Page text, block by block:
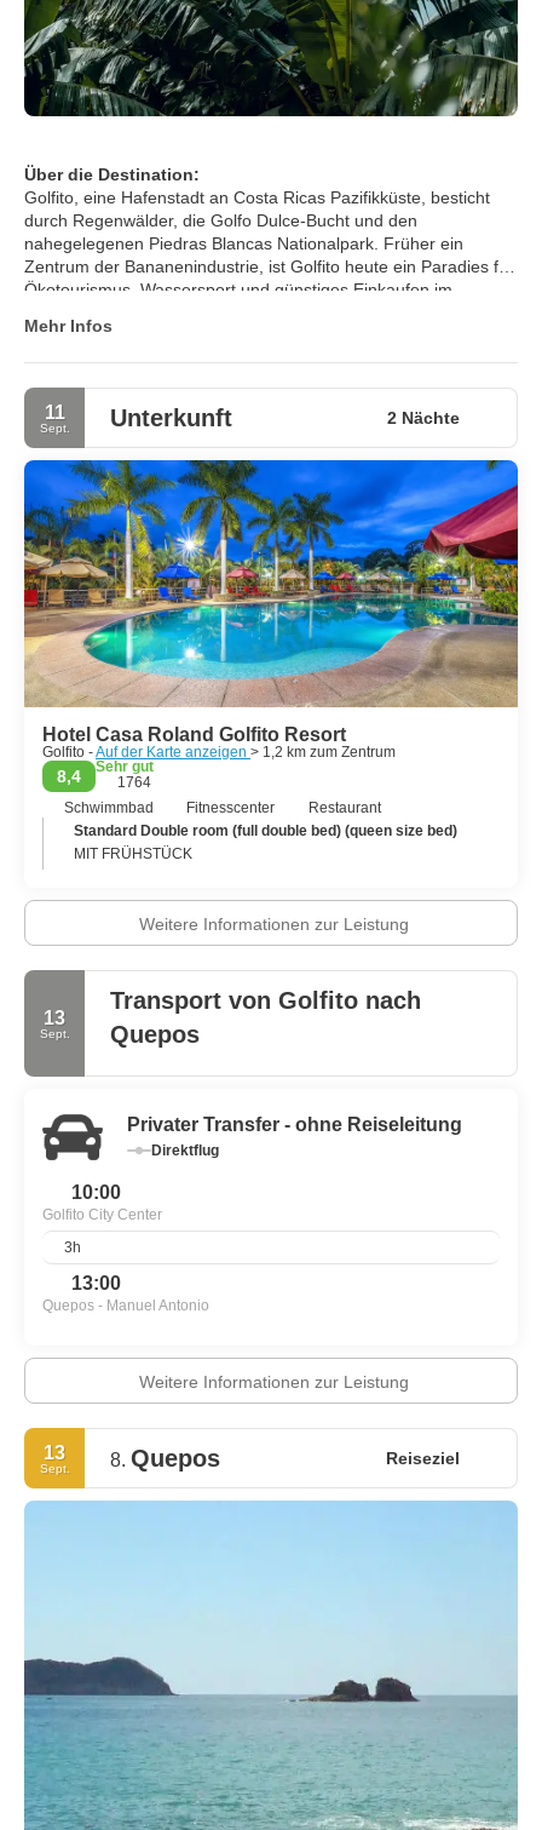
Über die Destination:
Golfito, eine Hafenstadt an Costa Ricas Pazifikküste, besticht
durch Regenwälder, die Golfo Dulce-Bucht und den
nahegelegenen Piedras Blancas Nationalpark. Früher ein
Zentrum der Bananenindustrie, ist Golfito heute ein Paradies für
Ökotourismus, Wassersport und günstiges Einkaufen im
Mehr Infos
11
Sept. Unterkunft 2 Nächte
Hotel Casa Roland Golfito Resort
Golfito -Auf der Karte anzeigen > 1,2 km zum Zentrum
8,4
Sehr gut
1764
Schwimmbad
Fitnesscenter
Restaurant
Standard Double room (full double bed) (queen size bed)
MIT FRÜHSTÜCK
Weitere Informationen zur Leistung
13
Sept.
Transport von Golfito nach
Quepos
Privater Transfer - ohne Reiseleitung
Direktflug
10:00
Golfito City Center
3h
13:00
Quepos - Manuel Antonio
Weitere Informationen zur Leistung
13
Sept. 8. Quepos Reiseziel